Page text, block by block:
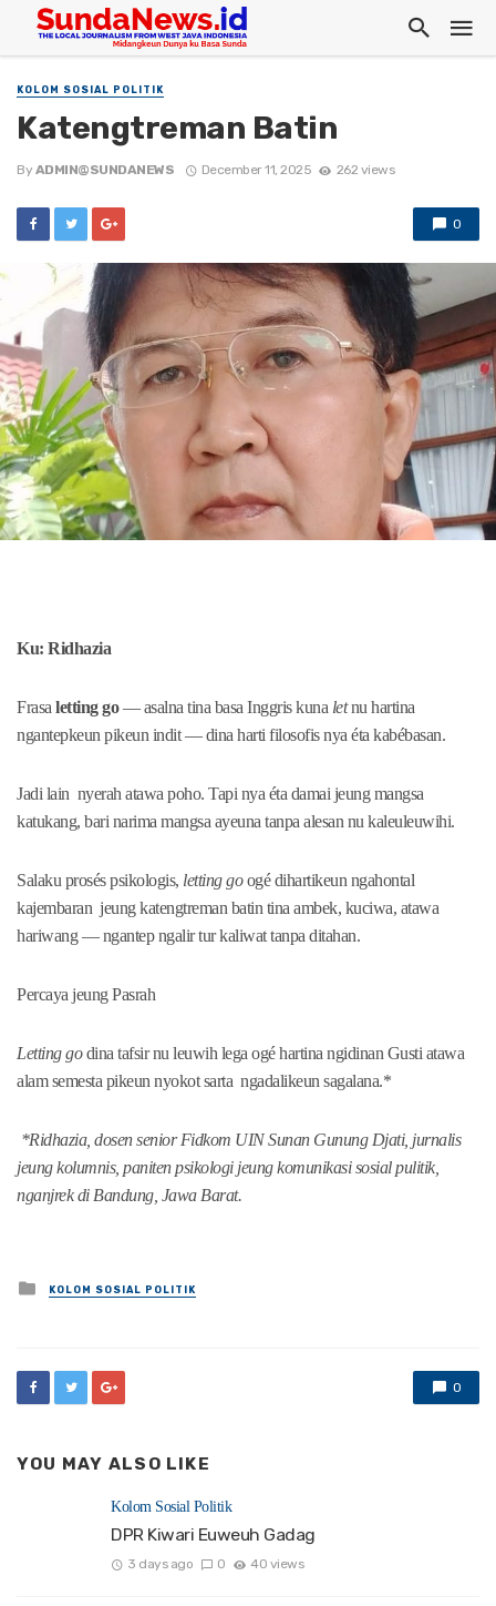
KOLOM SOSIAL POLITIK
Katengtreman Batin
By ADMIN@SUNDANEWS December 11, 2025 262 views
0
Ku: Ridhazia
Frasa letting go— asalna tina basa Inggris kuna letnu hartina
ngantepkeun pikeun indit — dina harti filosofis nya éta kabébasan.
Jadi lain nyerah atawa poho. Tapi nya éta damai jeung mangsa
katukang, bari narima mangsa ayeuna tanpa alesan nu kaleuleuwihi.
Salaku prosés psikologis, letting googé dihartikeun ngahontal
kajembaran jeung katengtreman batin tina ambek, kuciwa, atawa
hariwang — ngantep ngalir tur kaliwat tanpa ditahan.
Percaya jeung Pasrah
Letting godina tafsir nu leuwih lega ogé hartina ngidinan Gusti atawa
alam semesta pikeun nyokot sarta ngadalikeun sagalana.*
*Ridhazia, dosen senior Fidkom UIN Sunan Gunung Djati, jurnalis
jeung kolumnis, paniten psikologi jeung komunikasi sosial pulitik,
nganjrek di Bandung, Jawa Barat.
Posted
in
KOLOM SOSIAL POLITIK
0
YOU MAY ALSO LIKE
Kolom Sosial Politik
DPR Kiwari Euweuh Gadag
3 days ago 0 40 views